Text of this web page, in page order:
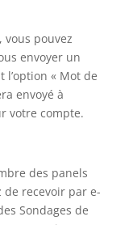
vous pouvez
envoyer un
« Mot de
envoyé à
votre compte.
des panels
de recevoir par e-
Sondages de